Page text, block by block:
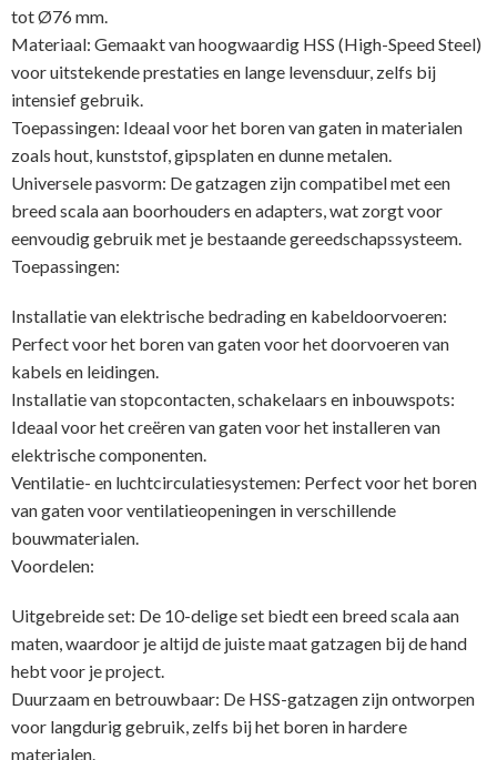
tot Ø76 mm.
Materiaal: Gemaakt van hoogwaardig HSS (High-Speed Steel)
voor uitstekende prestaties en lange levensduur, zelfs bij
intensief gebruik.
Toepassingen: Ideaal voor het boren van gaten in materialen
zoals hout, kunststof, gipsplaten en dunne metalen.
Universele pasvorm: De gatzagen zijn compatibel met een
breed scala aan boorhouders en adapters, wat zorgt voor
eenvoudig gebruik met je bestaande gereedschapssysteem.
Toepassingen:
Installatie van elektrische bedrading en kabeldoorvoeren:
Perfect voor het boren van gaten voor het doorvoeren van
kabels en leidingen.
Installatie van stopcontacten, schakelaars en inbouwspots:
Ideaal voor het creëren van gaten voor het installeren van
elektrische componenten.
Ventilatie- en luchtcirculatiesystemen: Perfect voor het boren
van gaten voor ventilatieopeningen in verschillende
bouwmaterialen.
Voordelen:
Uitgebreide set: De 10-delige set biedt een breed scala aan
maten, waardoor je altijd de juiste maat gatzagen bij de hand
hebt voor je project.
Duurzaam en betrouwbaar: De HSS-gatzagen zijn ontworpen
voor langdurig gebruik, zelfs bij het boren in hardere
materialen.